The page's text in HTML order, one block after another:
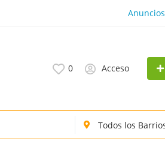
Anuncios
0 Acceso